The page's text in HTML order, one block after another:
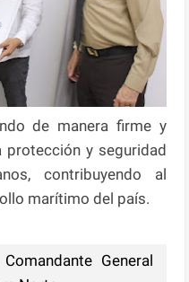
de manera firme y
y seguridad
contribuyendo al
marítimo del país.
Comandante General